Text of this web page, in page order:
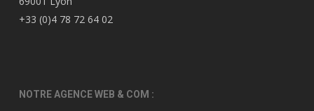
+33 (0)4 78 72 64 02
NOTRE AGENCE WEB & COM :